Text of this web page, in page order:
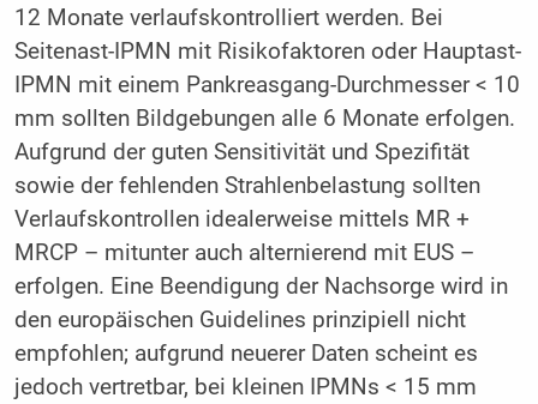
12 Monate verlaufskontrolliert werden. Bei
Seitenast-IPMN mit Risikofaktoren oder Hauptast-
IPMN mit einem Pankreasgang-Durchmesser < 10
mm sollten Bildgebungen alle 6 Monate erfolgen.
Aufgrund der guten Sensitivität und Spezifität
sowie der fehlenden Strahlenbelastung sollten
Verlaufskontrollen idealerweise mittels MR +
MRCP – mitunter auch alternierend mit EUS –
erfolgen. Eine Beendigung der Nachsorge wird in
den europäischen Guidelines prinzipiell nicht
empfohlen; aufgrund neuerer Daten scheint es
jedoch vertretbar, bei kleinen IPMNs < 15 mm